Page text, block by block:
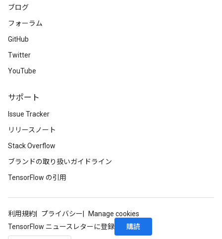
ブログ
フォーラム
GitHub
Twitter
YouTube
サポート
Issue Tracker
リリースノート
Stack Overflow
ブランドの取り扱いガイドライン
TensorFlow の引用
利用規約 プライバシー
Manage cookies
TensorFlow ニュースレターに登録
購読